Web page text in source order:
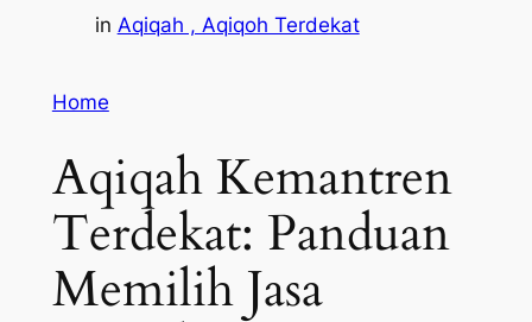
in Aqiqah , Aqiqoh Terdekat
Home
Aqiqah Kemantren
Terdekat: Panduan
Memilih Jasa